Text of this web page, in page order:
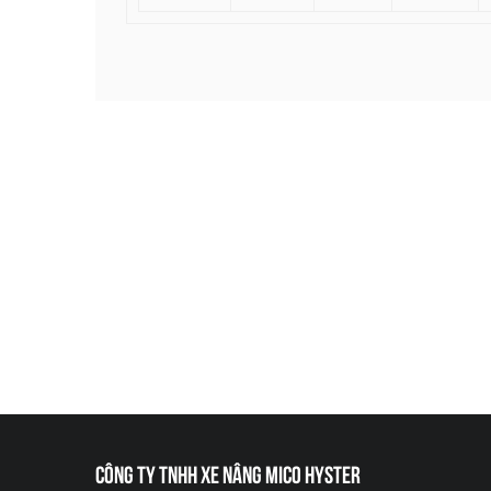
CÔNG TY TNHH XE NÂNG MICO HYSTER